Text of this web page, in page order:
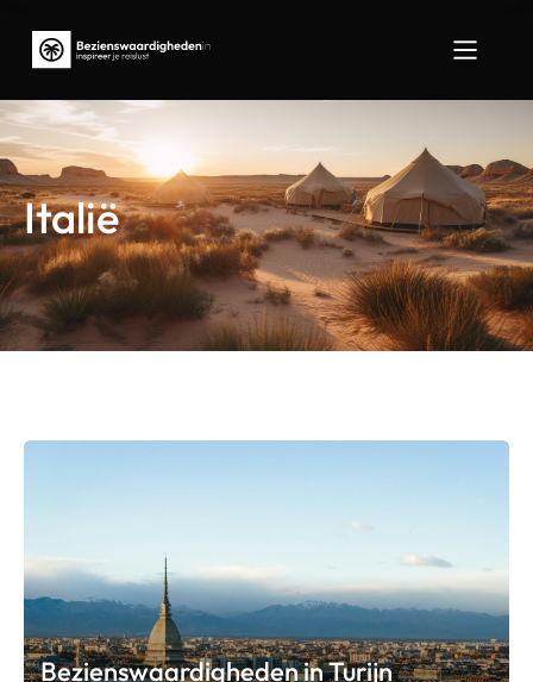
Italië
Bezienswaardigheden in Turijn